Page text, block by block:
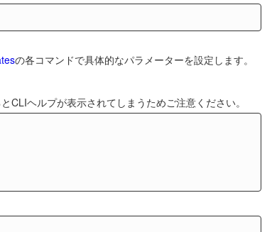
の各コマンドで具体的なパラメーターを設定します。
CLIヘルプが表示されてしまうためご注意ください。